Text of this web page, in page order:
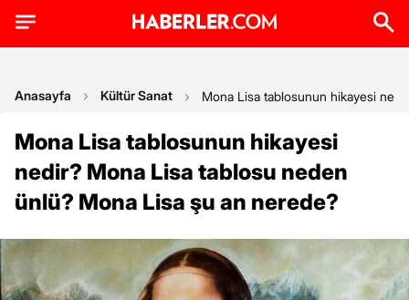
Anasayfa Kültür Sanat Mona Lisa tablosunun hikayesi
Mona Lisa tablosunun hikayesi
nedir? Mona Lisa tablosu neden
ünlü? Mona Lisa şu an nerede?